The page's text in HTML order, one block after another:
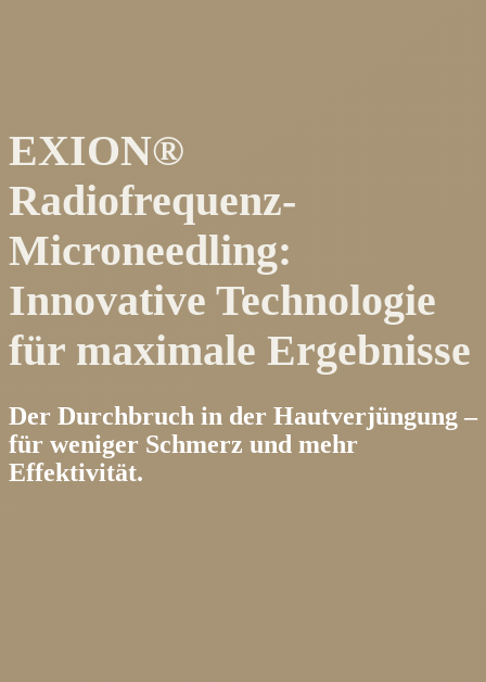
EXION®
Radiofrequenz-
Microneedling:
Innovative Technologie
für maximale Ergebnisse
Der Durchbruch in der Hautverjüngung –
für weniger Schmerz und mehr
Effektivität.